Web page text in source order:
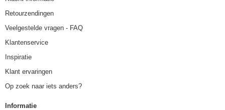
Retourzendingen
Veelgestelde vragen - FAQ
Klantenservice
Inspiratie
Klant ervaringen
Op zoek naar iets anders?
Informatie